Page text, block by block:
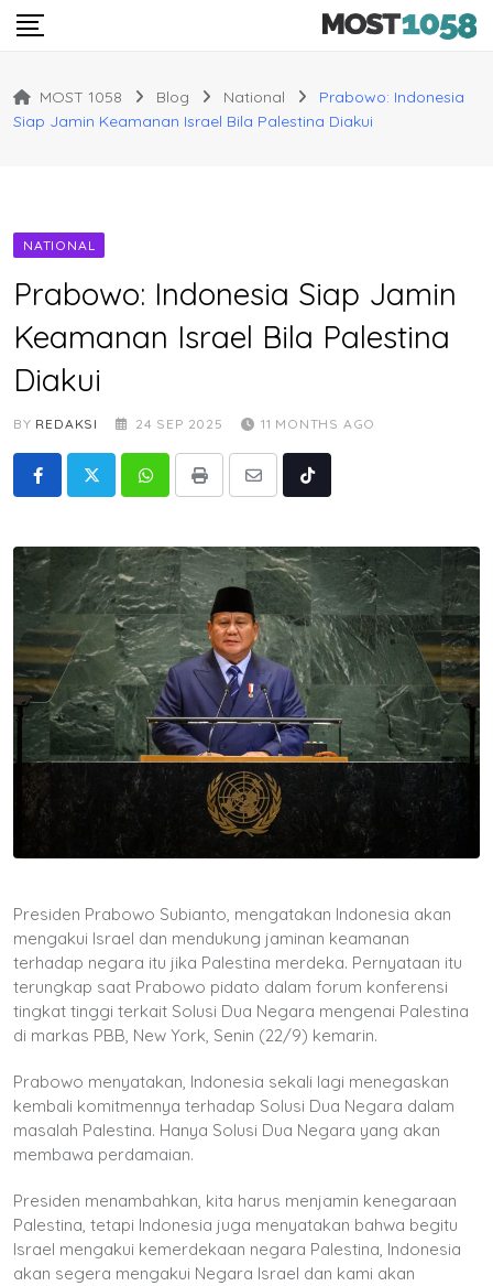
Skip
MOST 1058 Blog National
Prabowo: Indonesia
Siap Jamin Keamanan Israel Bila Palestina Diakui
NATIONAL
Prabowo: Indonesia Siap Jamin
Keamanan Israel Bila Palestina
Diakui
BY REDAKSI 24 SEP 2025 11 MONTHS AGO
WhatsappPrint
Share
Tiktok
Presiden Prabowo Subianto, mengatakan Indonesia akan
mengakui Israel dan mendukung jaminan keamanan
terhadap negara itu jika Palestina merdeka. Pernyataan itu
terungkap saat Prabowo pidato dalam forum konferensi
tingkat tinggi terkait Solusi Dua Negara mengenai Palestina
di markas PBB, New York, Senin (22/9) kemarin.
Prabowo menyatakan, Indonesia sekali lagi menegaskan
kembali komitmennya terhadap Solusi Dua Negara dalam
masalah Palestina. Hanya Solusi Dua Negara yang akan
membawa perdamaian.
Presiden menambahkan, kita harus menjamin kenegaraan
Palestina, tetapi Indonesia juga menyatakan bahwa begitu
Israel mengakui kemerdekaan negara Palestina, Indonesia
akan segera mengakui Negara Israel dan kami akan